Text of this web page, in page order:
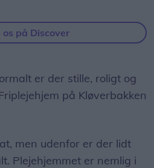
os på Discover
er der stille, roligt og
på Kløverbakken
men udenfor er der lidt
Plejehjemmet er nemlig i